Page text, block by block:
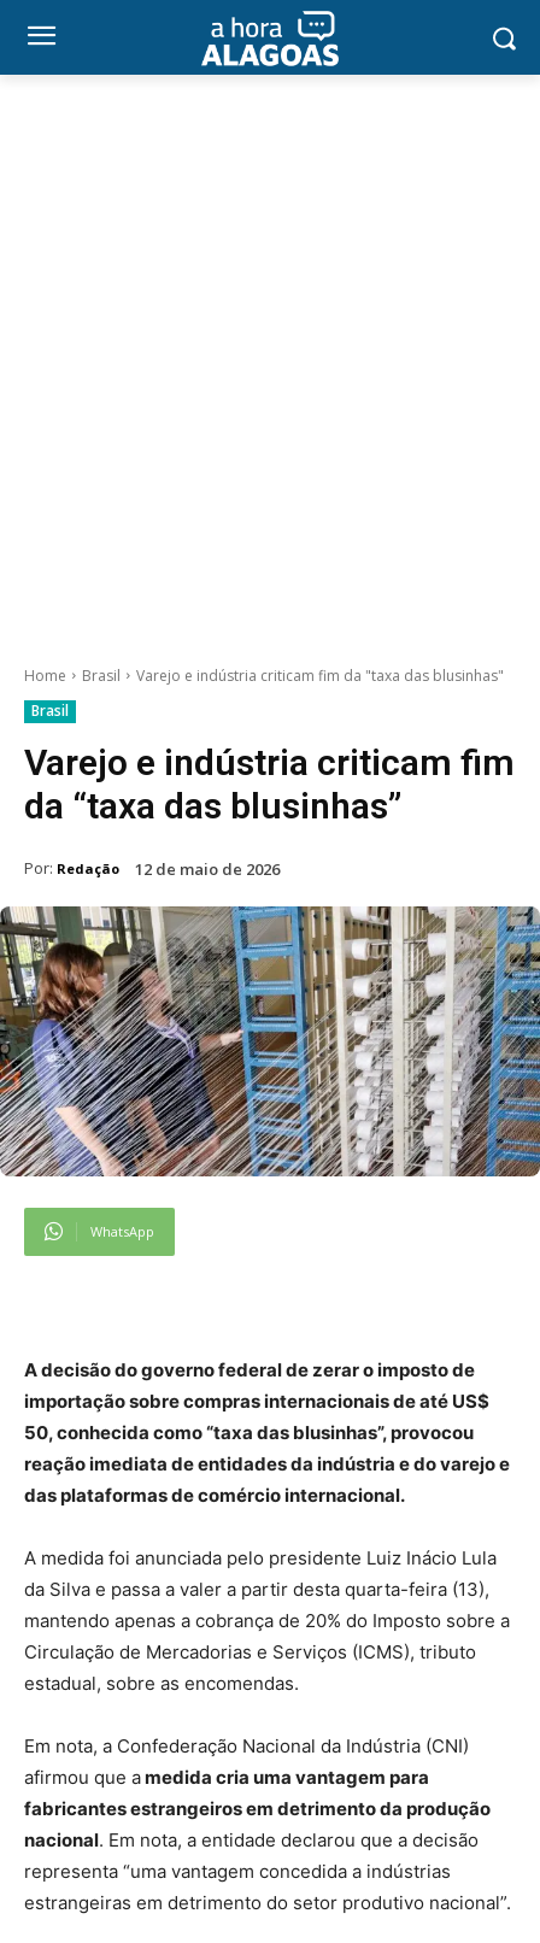
Home Brasil
Varejo e indústria criticam fim da "taxa das blusinhas"
Brasil
Varejo e indústria criticam fim
da “taxa das blusinhas”
Por: Redação 12 de maio de 2026
WhatsApp
A decisão do governo federal de zerar o imposto de
importação sobre compras internacionais de até US$
50, conhecida como “taxa das blusinhas”, provocou
reação imediata de entidades da indústria e do varejo e
das plataformas de comércio internacional.
A medida foi anunciada pelo presidente Luiz Inácio Lula
da Silva e passa a valer a partir desta quarta-feira (13),
mantendo apenas a cobrança de 20% do Imposto sobre a
Circulação de Mercadorias e Serviços (ICMS), tributo
estadual, sobre as encomendas.
Em nota, a Confederação Nacional da Indústria (CNI)
afirmou que amedida cria uma vantagem para
fabricantes estrangeiros em detrimento da produção
nacional. Em nota, a entidade declarou que a decisão
representa “uma vantagem concedida a indústrias
estrangeiras em detrimento do setor produtivo nacional”.